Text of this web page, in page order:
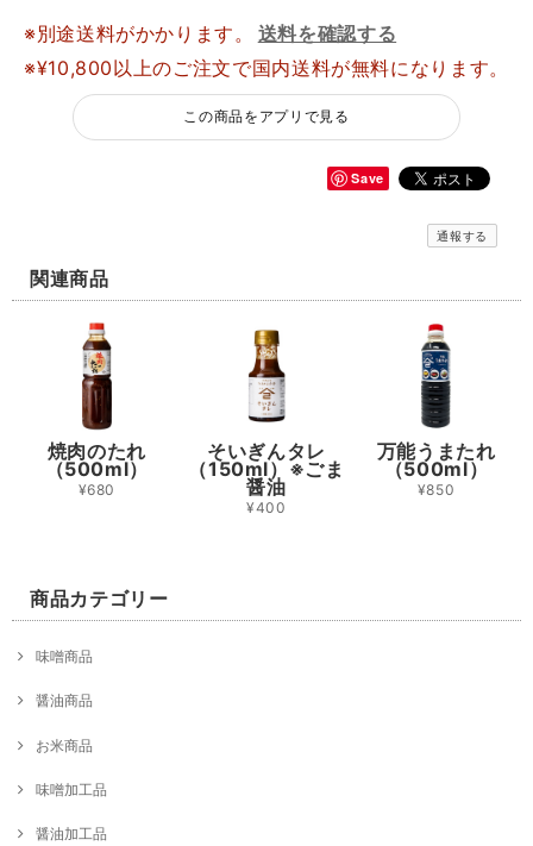
※別途送料がかかります。
送料を確認する
※¥10,800以上のご注文で国内送料が無料になります。
この商品をアプリで見る
Save
通報する
関連商品
焼肉のたれ
（500ml）
¥680
そいぎんタレ
（150ml）※ごま
醤油
¥400
万能うまたれ
（500ml）
¥850
商品カテゴリー
味噌商品
醤油商品
お米商品
味噌加工品
醤油加工品